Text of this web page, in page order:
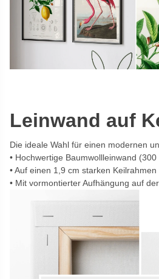
Leinwand auf
Die ideale Wahl für einen modernen
Hochwertige Baumwollleinwand
Auf einen 1,9 cm starken
Mit vormontierter Aufhängung auf